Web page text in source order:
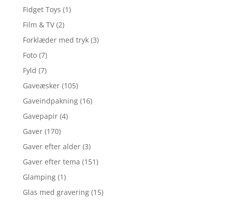
Fidget Toys (1)
Film & TV (2)
Forklæder med tryk (3)
Foto (7)
Fyld (7)
Gaveæsker (105)
Gaveindpakning (16)
Gavepapir (4)
Gaver (170)
Gaver efter alder (3)
Gaver efter tema (151)
Glamping (1)
Glas med gravering (15)